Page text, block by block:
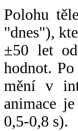
Polohu
"dnes"),
±50 let od
hodnot.
mění v
animace
0,5-0,8 s).